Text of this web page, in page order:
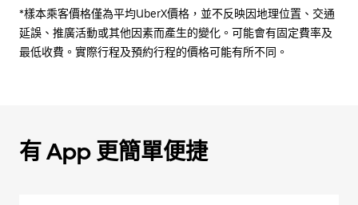
*樣本乘客價格僅為平均UberX價格，並不反映因地理位置、交通
延誤、推廣活動或其他因素而產生的變化。可能會有固定費率及
最低收費。實際行程及預約行程的價格可能有所不同。
有 App 更簡單便捷